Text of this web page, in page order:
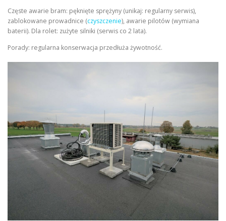
Częste awarie bram: pęknięte sprężyny (unikaj: regularny serwis),
zablokowane prowadnice (czyszczenie), awarie pilotów (wymiana
baterii). Dla rolet: zużyte silniki (serwis co 2 lata).
Porady: regularna konserwacja przedłuża żywotność.